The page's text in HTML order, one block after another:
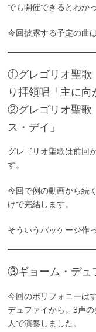
でも開催できるとわか
今回披露する予定の曲
①グレゴリオ聖歌
り拝領唱「主に向
②グレゴリオ聖歌
ス・デイ」
グレゴリオ聖歌は前回
す。
今回で例の動画から続
けで完結します。
そういうパッケージ作
③ギョーム・デュ
今回のポリフォニーは
デュファイから。3声
人で演奏しました。